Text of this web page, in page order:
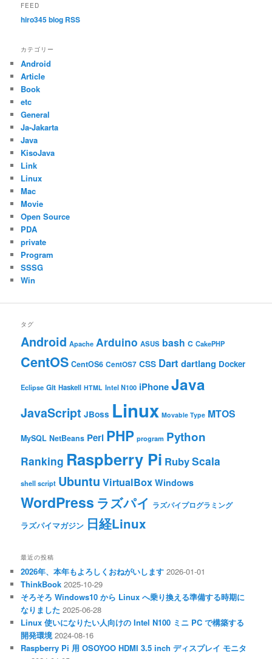
FEED
hiro345 blog RSS
カテゴリー
Android
Article
Book
etc
General
Ja-Jakarta
Java
KisoJava
Link
Linux
Mac
Movie
Open Source
PDA
private
Program
SSSG
Win
タグ
Android Apache Arduino ASUS bash C CakePHP
CentOS CentOS6 CentOS7 CSS Dart dartlang Docker
Eclipse Git Haskell HTML Intel N100 iPhoneJava
JavaScript JBoss Linux Movable Type MTOS
MySQL NetBeans Perl PHP program Python
Ranking Raspberry Pi RubyScala
shell script Ubuntu VirtualBox Windows
WordPress ラズパイ ラズパイプログラミング
ラズパイマガジン 日経Linux
最近の投稿
2026年、本年もよろしくおねがいします 2026-01-01
ThinkBook 2025-10-29
そろそろ Windows10 から Linux へ乗り換える準備する時期に
なりました 2025-06-28
Linux 使いになりたい人向けの Intel N100 ミニ PC で構築する
開発環境 2024-08-16
Raspberry Pi 用 OSOYOO HDMI 3.5 inch ディスプレイ モニタ